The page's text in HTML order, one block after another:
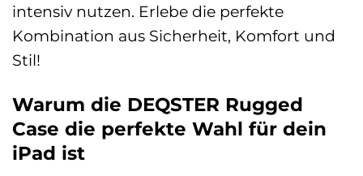
intensiv nutzen. Erlebe die perfekte
Kombination aus Sicherheit, Komfort und
Stil!
Warum die DEQSTER Rugged
Case die perfekte Wahl für dein
iPad ist